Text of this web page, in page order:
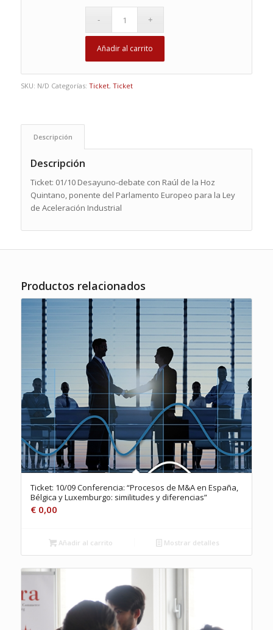
€ 50,00
Añadir al carrito
SKU: N/D Categorías: Ticket, Ticket
Descripción
Descripción
Ticket: 01/10 Desayuno-debate con Raúl de la Hoz
Quintano, ponente del Parlamento Europeo para la Ley
de Aceleración Industrial
Productos relacionados
Ticket: 10/09 Conferencia: “Procesos de M&A en España,
Bélgica y Luxemburgo: similitudes y diferencias”
€0,00
Añadir al carrito Mostrar detalles